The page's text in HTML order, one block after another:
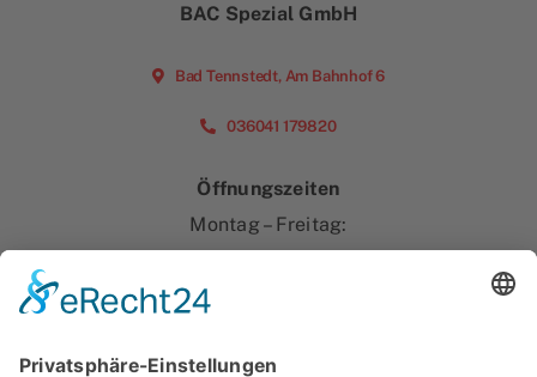
BAC Spezial GmbH
Bad Tennstedt, Am Bahnhof 6
036041 179820
Öffnungszeiten
Montag – Freitag: